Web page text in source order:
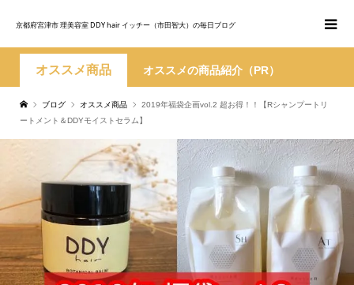
京都府宮津市 理美容室 DDY hair イッチー（市田智大）の毎日ブログ
オススメ商品 オススメの商品紹介（PR）
ブログ オススメ商品
2019年福袋企画vol.2 超お得！！【Rシャンプートリ
ートメント＆DDYモイストセラム】